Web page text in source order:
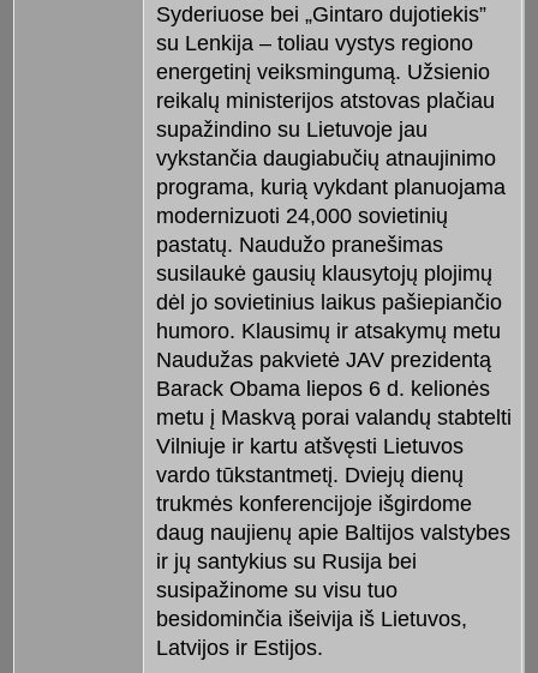
Syderiuose bei „Gintaro dujotiekis”
su Lenkija – toliau vystys regiono
energetinį veiksmingumą. Užsienio
reikalų ministerijos atstovas plačiau
supažindino su Lietuvoje jau
vykstančia daugiabučių atnaujinimo
programa, kurią vykdant planuojama
modernizuoti 24,000 sovietinių
pastatų. Naudužo pranešimas
susilaukė gausių klausytojų plojimų
dėl jo sovietinius laikus pašiepiančio
humoro. Klausimų ir atsakymų metu
Naudužas pakvietė JAV prezidentą
Barack Obama liepos 6 d. kelionės
metu į Maskvą porai valandų stabtelti
Vilniuje ir kartu atšvęsti Lietuvos
vardo tūkstantmetį. Dviejų dienų
trukmės konferencijoje išgirdome
daug naujienų apie Baltijos valstybes
ir jų santykius su Rusija bei
susipažinome su visu tuo
besidominčia išeivija iš Lietuvos,
Latvijos ir Estijos.